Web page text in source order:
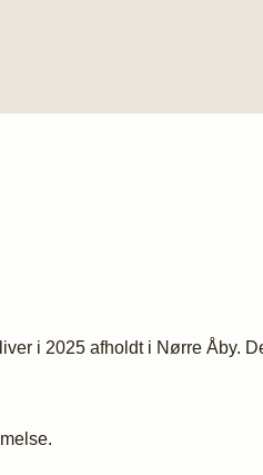
i 2025 afholdt i Nørre Åby.